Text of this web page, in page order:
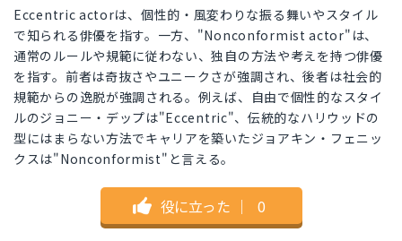
Eccentric actorは、個性的・風変わりな振る舞いやスタイル
で知られる俳優を指す。一方、"Nonconformist actor"は、
通常のルールや規範に従わない、独自の方法や考えを持つ俳優
を指す。前者は奇抜さやユニークさが強調され、後者は社会的
規範からの逸脱が強調される。例えば、自由で個性的なスタイ
ルのジョニー・デップは"Eccentric"、伝統的なハリウッドの
型にはまらない方法でキャリアを築いたジョアキン・フェニッ
クスは"Nonconformist"と言える。
役に立った ｜ 0